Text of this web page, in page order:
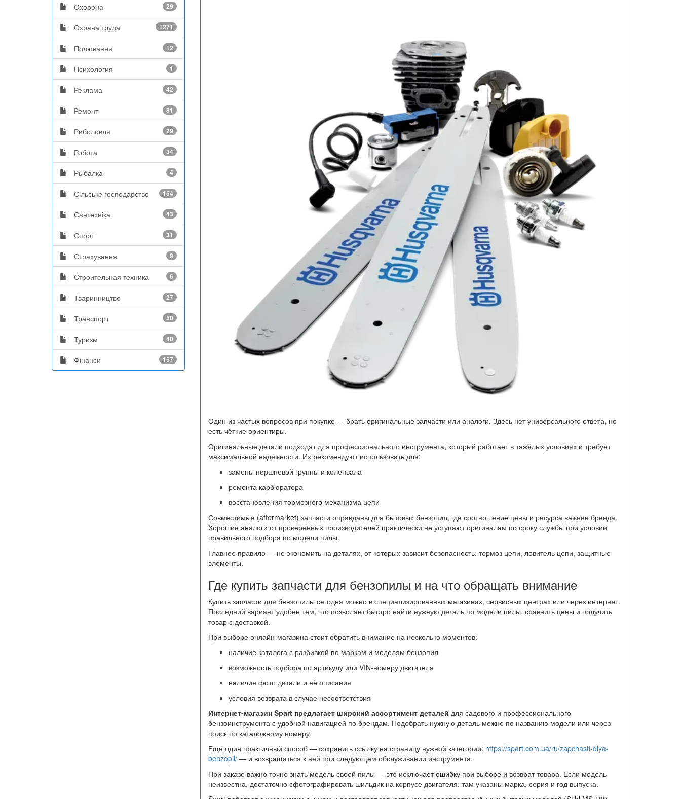
Охорона 29
Охрана труда 1271
Полювання 12
Психология 1
Реклама 42
Ремонт 81
Риболовля 29
Робота 34
Рыбалка 4
Сільське господарство 154
Сантехніка 43
Спорт 31
Страхування 9
Строительная техника 6
Тваринництво 27
Транспорт 50
Туризм 40
Фінанси 157
Один из частых вопросов при покупке — брать оригинальные запчасти или аналоги. Здесь нет универсального ответа, но
есть чёткие ориентиры.
Оригинальные детали подходят для профессионального инструмента, который работает в тяжёлых условиях и требует
максимальной надёжности. Их рекомендуют использовать для:
замены поршневой группы и коленвала
ремонта карбюратора
восстановления тормозного механизма цепи
Совместимые (aftermarket) запчасти оправданы для бытовых бензопил, где соотношение цены и ресурса важнее бренда.
Хорошие аналоги от проверенных производителей практически не уступают оригиналам по сроку службы при условии
правильного подбора по модели пилы.
Главное правило — не экономить на деталях, от которых зависит безопасность: тормоз цепи, ловитель цепи, защитные
элементы.
Где купить запчасти для бензопилы и на что обращать внимание
Купить запчасти для бензопилы сегодня можно в специализированных магазинах, сервисных центрах или через интернет.
Последний вариант удобен тем, что позволяет быстро найти нужную деталь по модели пилы, сравнить цены и получить
товар с доставкой.
При выборе онлайн-магазина стоит обратить внимание на несколько моментов:
наличие каталога с разбивкой по маркам и моделям бензопил
возможность подбора по артикулу или VIN-номеру двигателя
наличие фото детали и её описания
условия возврата в случае несоответствия
Интернет-магазин Spart предлагает широкий ассортимент деталей для садового и профессионального
бензоинструмента с удобной навигацией по брендам. Подобрать нужную деталь можно по названию модели или через
поиск по каталожному номеру.
Ещё один практичный способ — сохранить ссылку на страницу нужной категории: https://spart.com.ua/ru/zapchasti-dlya-
benzopil/— и возвращаться к ней при следующем обслуживании инструмента.
При заказе важно точно знать модель своей пилы — это исключает ошибку при выборе и возврат товара. Если модель
неизвестна, достаточно сфотографировать шильдик на корпусе двигателя: там указаны марка, серия и год выпуска.